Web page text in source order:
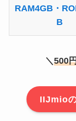
RAM4GB・
B
＼500
IIJmio